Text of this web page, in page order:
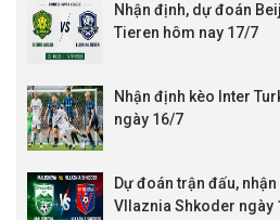
Nhận định, dự đoán
Tieren hôm nay 17/7
Nhận định kèo Inter
ngày 16/7
Dự đoán trận đấu,
Vllaznia Shkoder ngày